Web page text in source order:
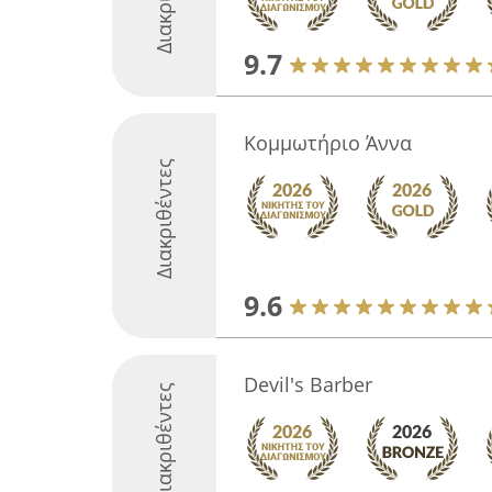
9.7
Διακριθέντες
Κομμωτήριο Άννα
9.6
Διακριθέντες Devil's Barber